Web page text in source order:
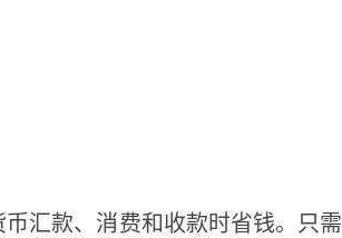
汇款、消费和收款时省钱。只需